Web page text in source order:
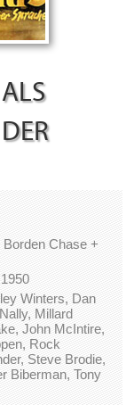
Chase +
Winters, Dan
Millard
John McIntire,
Rock
Steve Brodie,
Biberman, Tony